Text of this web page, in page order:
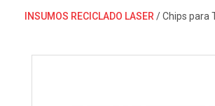
INSUMOS RECICLADO LASER /Chips para